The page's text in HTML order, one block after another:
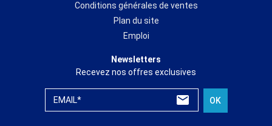
Conditions générales de ventes
Plan du site
Emploi
Newsletters
Recevez nos offres exclusives
EMAIL* OK